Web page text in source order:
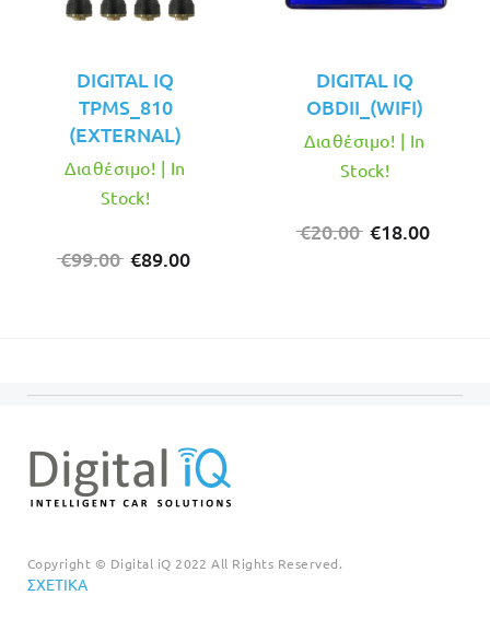
DIGITAL IQ
TPMS_810
(EXTERNAL)
€99.00 Original
€89.00
Διαθέσιμο! | In
Stock!
DIGITAL IQ
OBDII_(WIFI)
€20.00 Original
€18.00
Διαθέσιμο! | In
Stock!
Copyright © Digital iQ 2022 All Rights Reserved.
ΣΧΕΤΙΚΆ